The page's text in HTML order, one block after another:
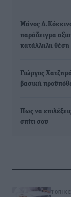
Μάνος
παράδειγμα
κατάλληλη θέση
Γιώργος
βασική
Πως να
σπίτι σου